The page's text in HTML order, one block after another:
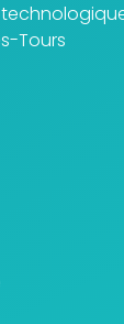
Tours